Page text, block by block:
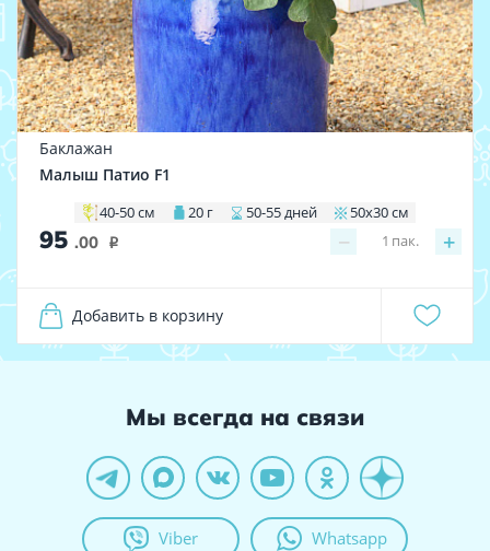
Баклажан
Малыш Патио F1
40-50 см 20 г 50-55 дней 50х30 см
95 .00 i − +
1 пак.
Добавить в корзину
Мы всегда на связи
Viber Whatsapp